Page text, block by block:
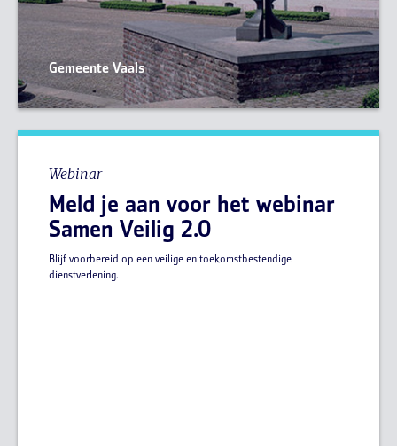
Gemeente Vaals
Webinar
Meld je aan voor het webinar
Samen Veilig 2.0
Blijf voorbereid op een veilige en toekomstbestendige
dienstverlening.